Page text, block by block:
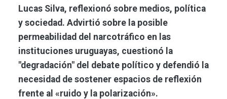
Lucas Silva, reflexionó sobre medios, política
y sociedad. Advirtió sobre la posible
permeabilidad del narcotráfico en las
instituciones uruguayas, cuestionó la
"degradación" del debate político y defendió la
necesidad de sostener espacios de reflexión
frente al «ruido y la polarización».